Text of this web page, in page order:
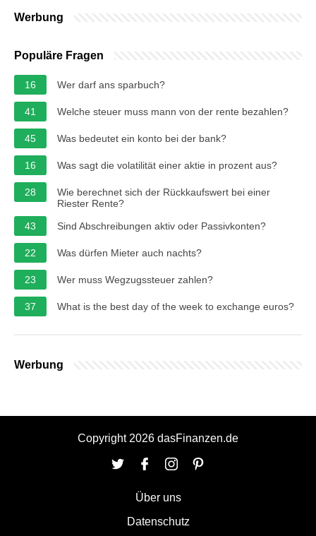
Werbung
Populäre Fragen
16 Wer darf ans sparbuch?
41 Welche steuer muss mann von der rente bezahlen?
45 Was bedeutet ein konto bei der bank?
16 Was sagt die volatilität einer aktie in prozent aus?
28
Wie berechnet sich der Rückkaufswert bei einer
Riester Rente?
43
Sind Abschreibungen aktiv oder Passivkonten?
22 Was dürfen Mieter auch nachts?
23 Wer muss Wegzugssteuer zahlen?
37 What is the best day of the week to exchange euros?
Werbung
Copyright 2026 dasFinanzen.de
Über uns
Datenschutz